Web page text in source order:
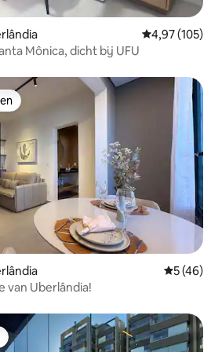
Gemiddelde
4,97 (105)
Mônica, dicht bij UFU
5 (46)
van Uberlândia!